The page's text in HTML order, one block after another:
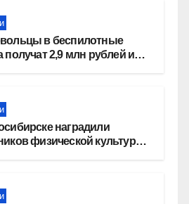
в беспилотные
получат 2,9 млн рублей и
наградили
физической культуры